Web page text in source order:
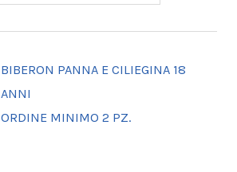
BIBERON PANNA E CILIEGINA 18
ANNI
ORDINE MINIMO 2 PZ.